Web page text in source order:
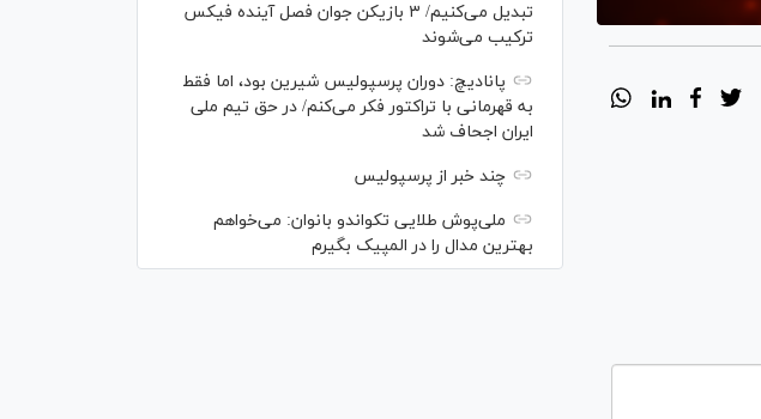
تبدیل می‌کنیم/ ۳ بازیکن جوان فصل آینده فیکس
ترکیب می‌شوند
پانادیچ: دوران پرسپولیس شیرین بود، اما فقط
به قهرمانی با تراکتور فکر می‌کنم/ در حق تیم ملی
ایران اجحاف شد
چند خبر از پرسپولیس
ملی‌پوش‌ طلایی تکواندو بانوان: می‌خواهم
بهترین مدال را در المپیک بگیرم